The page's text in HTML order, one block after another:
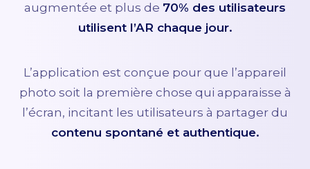
augmentée et plus de 70% des utilisateurs
utilisent l’AR chaque jour.
L’application est conçue pour que l’appareil
photo soit la première chose qui apparaisse à
l’écran, incitant les utilisateurs à partager du
contenu spontané et authentique.